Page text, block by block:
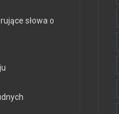
słowa o